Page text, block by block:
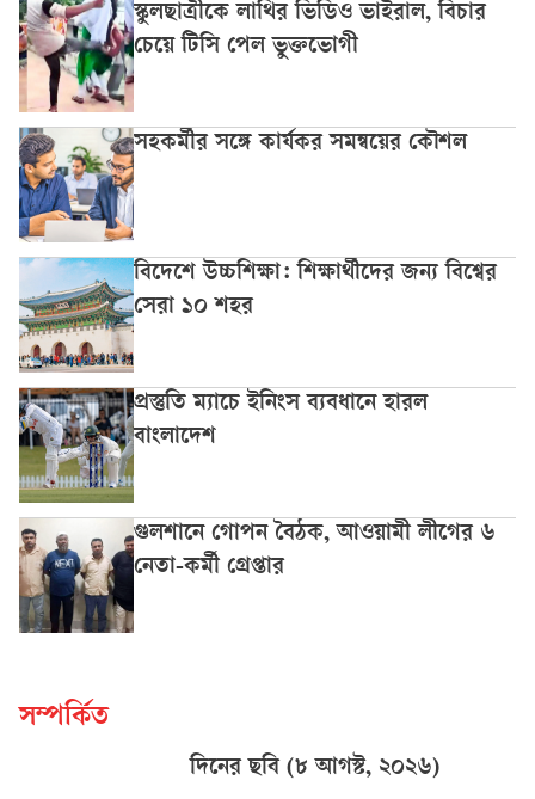
স্কুলছাত্রীকে লাথির ভিডিও ভাইরাল, বিচার
চেয়ে টিসি পেল ভুক্তভোগী
সহকর্মীর সঙ্গে কার্যকর সমন্বয়ের কৌশল
বিদেশে উচ্চশিক্ষা: শিক্ষার্থীদের জন্য বিশ্বের
সেরা ১০ শহর
প্রস্তুতি ম্যাচে ইনিংস ব্যবধানে হারল
বাংলাদেশ
গুলশানে গোপন বৈঠক, আওয়ামী লীগের ৬
নেতা-কর্মী গ্রেপ্তার
সম্পর্কিত
দিনের ছবি (৮ আগস্ট, ২০২৬)